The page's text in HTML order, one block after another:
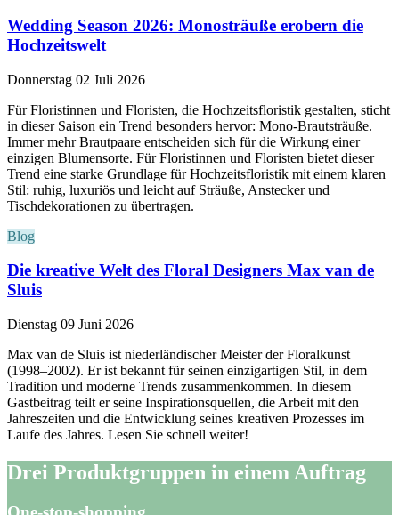
Wedding Season 2026: Monosträuße erobern die
Hochzeitswelt
Donnerstag 02 Juli 2026
Für Floristinnen und Floristen, die Hochzeitsfloristik gestalten, sticht
in dieser Saison ein Trend besonders hervor: Mono-Brautsträuße.
Immer mehr Brautpaare entscheiden sich für die Wirkung einer
einzigen Blumensorte. Für Floristinnen und Floristen bietet dieser
Trend eine starke Grundlage für Hochzeitsfloristik mit einem klaren
Stil: ruhig, luxuriös und leicht auf Sträuße, Anstecker und
Tischdekorationen zu übertragen.
Blog
Die kreative Welt des Floral Designers Max van de
Sluis
Dienstag 09 Juni 2026
Max van de Sluis ist niederländischer Meister der Floralkunst
(1998–2002). Er ist bekannt für seinen einzigartigen Stil, in dem
Tradition und moderne Trends zusammenkommen. In diesem
Gastbeitrag teilt er seine Inspirationsquellen, die Arbeit mit den
Jahreszeiten und die Entwicklung seines kreativen Prozesses im
Laufe des Jahres. Lesen Sie schnell weiter!
Drei Produktgruppen in einem Auftrag